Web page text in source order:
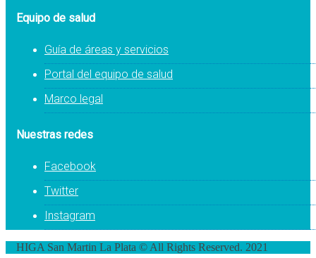
Equipo de salud
Guía de áreas y servicios
Portal del equipo de salud
Marco legal
Nuestras redes
Facebook
Twitter
Instagram
HIGA San Martin La Plata © All Rights Reserved. 2021